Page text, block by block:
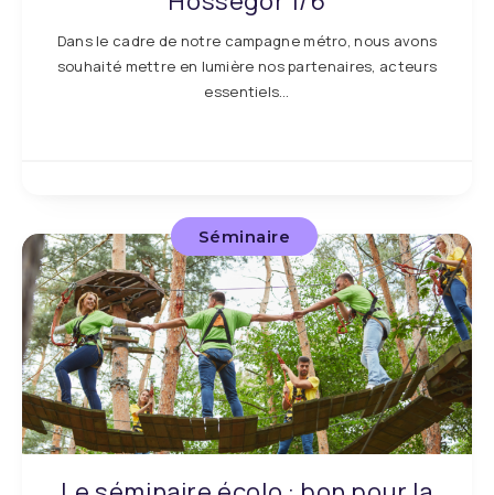
Dans le cadre de notre campagne métro, nous avons
souhaité mettre en lumière nos partenaires, acteurs
essentiels…
Séminaire